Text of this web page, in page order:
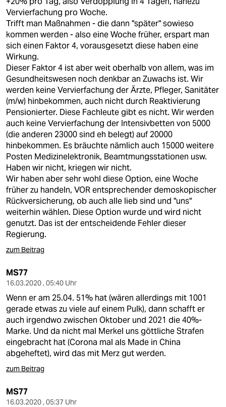
Vervierfachung pro Woche.
Trifft man Maßnahmen - die dann "später" sowieso
kommen werden - also eine Woche früher, erspart man
sich einen Faktor 4, vorausgesetzt diese haben eine
Wirkung.
Dieser Faktor 4 ist aber weit oberhalb von allem, was im
Gesundheitswesen noch denkbar an Zuwachs ist. Wir
werden keine Vervierfachung der Ärzte, Pfleger, Sanitäter
(m/w) hinbekommen, auch nicht durch Reaktivierung
Pensionierter. Diese Fachleute gibt es nicht. Wir werden
auch keine Vervierfachung der Intensivbetten von 5000
(die anderen 23000 sind eh belegt) auf 20000
hinbekommen. Es bräuchte nämlich auch 15000 weitere
Posten Medizinelektronik, Beamtmungsstationen usw.
Haben wir nicht, kriegen wir nicht.
Wir haben aber sehr wohl diese Option, eine Woche
früher zu handeln, VOR entsprechender demoskopischer
Rückversicherung, ob auch alle lieb sind und "uns"
weiterhin wählen. Diese Option wurde und wird nicht
genutzt. Das ist der entscheidende Fehler dieser
Regierung.
zum Beitrag
MS77
16.03.2020 , 05:40 Uhr
Wenn er am 25.04. 51% hat (wären allerdings mit 1001
gerade etwas zu viele auf einem Pulk), dann schafft er
auch irgendwo zwischen Oktober und 2021 die 40%-
Marke. Und da nicht mal Merkel uns göttliche Strafen
eingebracht hat (Corona mal als Made in China
abgeheftet), wird das mit Merz gut werden.
zum Beitrag
MS77
16.03.2020 , 05:37 Uhr